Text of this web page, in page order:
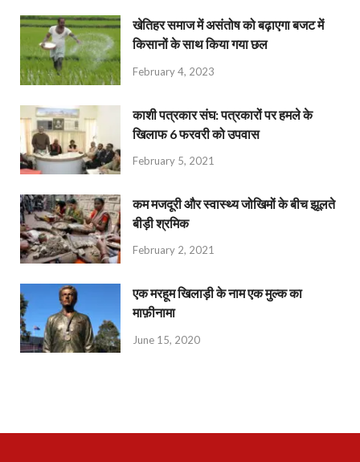
खेतिहर समाज में असंतोष को बढ़ाएगा बजट में
किसानों के साथ किया गया छल
February 4, 2023
काशी पत्रकार संघ: पत्रकारों पर हमले के
खिलाफ 6 फरवरी को उपवास
February 5, 2021
कम मजदूरी और स्वास्थ्य जोखिमों के बीच झूलते
बीड़ी श्रमिक
February 2, 2021
एक मरहूम खिलाड़ी के नाम एक मुल्क का
माफ़ीनामा
June 15, 2020